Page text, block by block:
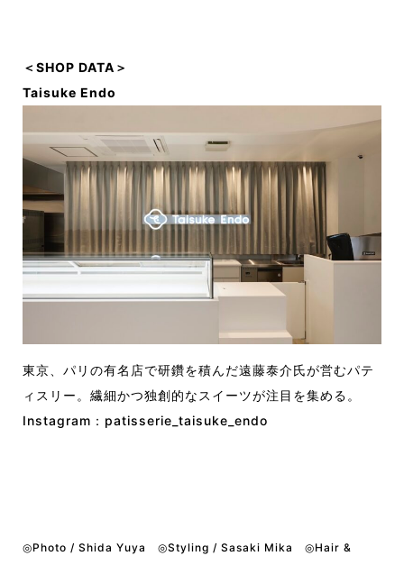
＜SHOP DATA＞
Taisuke Endo
東京、パリの有名店で研鑽を積んだ遠藤泰介氏が営むパテ
ィスリー。繊細かつ独創的なスイーツが注目を集める。
Instagram： patisserie_taisuke_endo
◎Photo / Shida Yuya ◎Styling / Sasaki Mika ◎Hair &